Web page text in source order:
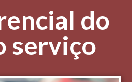
do
serviço